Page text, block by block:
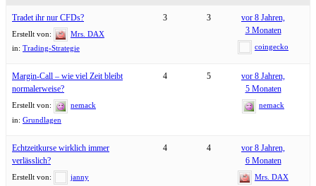
Tradet ihr nur CFDs?
Erstellt von:
Mrs. DAX
in: Trading-Strategie
3 3
vor 8 Jahren,
3 Monaten
coingecko
Margin-Call – wie viel Zeit bleibt
normalerweise?
Erstellt von:
nemack
in: Grundlagen
4 5
vor 8 Jahren,
5 Monaten
nemack
Echtzeitkurse wirklich immer
verlässlich?
Erstellt von:
janny
4 4
vor 8 Jahren,
6 Monaten
Mrs. DAX